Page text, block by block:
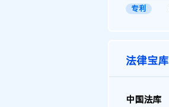
专利
法律宝库
中国法库